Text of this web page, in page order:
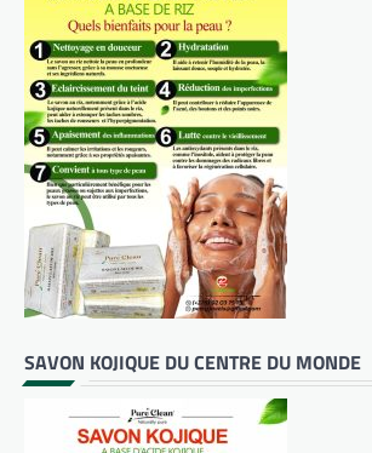
SAVON KOJIQUE DU CENTRE DU MONDE